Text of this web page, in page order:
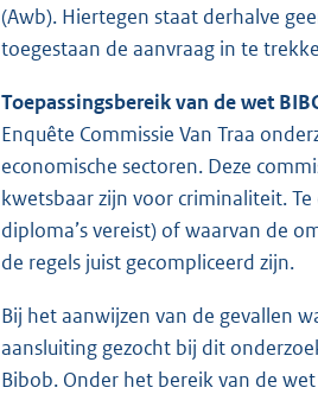
(Awb). Hiertegen staat derhalve
toegestaan de aanvraag in te
Toepassingsbereik van de wet
Enquête Commissie Van Traa
economische sectoren. Deze
kwetsbaar zijn voor criminaliteit.
diploma’s vereist) of waarvan de
de regels juist gecompliceerd zijn.
Bij het aanwijzen van de gevallen
aansluiting gezocht bij dit
Bibob. Onder het bereik van de